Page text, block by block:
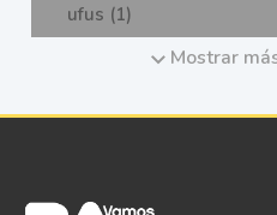
ufus (1)
Mostrar